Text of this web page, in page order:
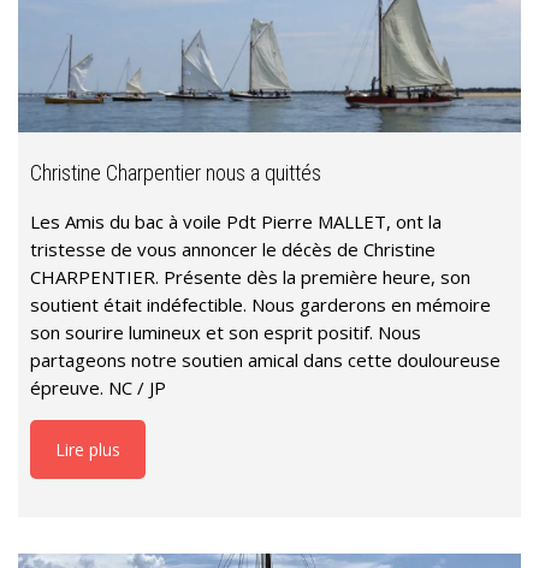
Christine Charpentier nous a quittés
Les Amis du bac à voile Pdt Pierre MALLET, ont la
tristesse de vous annoncer le décès de Christine
CHARPENTIER. Présente dès la première heure, son
soutient était indéfectible. Nous garderons en mémoire
son sourire lumineux et son esprit positif. Nous
partageons notre soutien amical dans cette douloureuse
épreuve. NC / JP
Lire plus